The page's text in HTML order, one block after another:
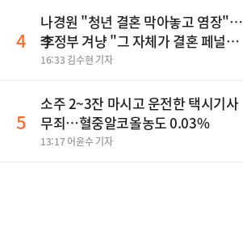
4
나경원 "청년 결혼 막아놓고 염장"…
李정부 겨냥 "그 자체가 결혼 페널
티"
16:33 김수현 기자
5
소주 2~3잔 마시고 운전한 택시기사
무죄…혈중알코올농도 0.03%
13:17 어윤수 기자